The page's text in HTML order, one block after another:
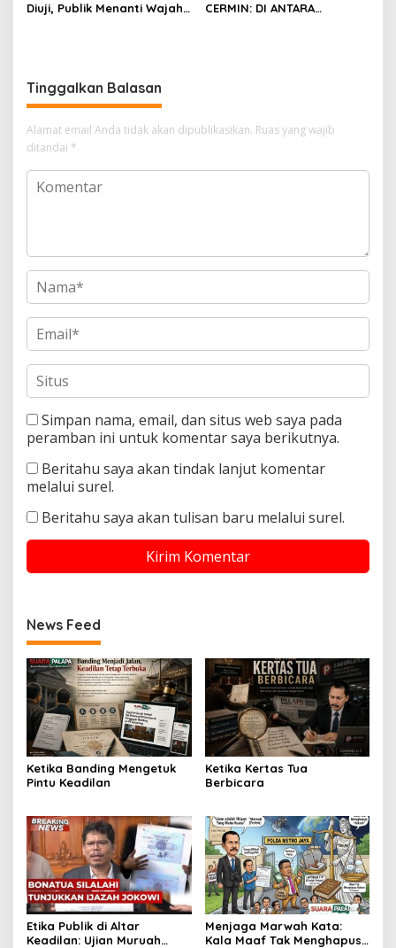
Diuji, Publik Menanti Wajah
CERMIN: DI ANTARA
Tinggalkan Balasan
Alamat email Anda tidak akan dipublikasikan. Ruas yang wajib
ditandai *
Simpan nama, email, dan situs web saya pada
peramban ini untuk komentar saya berikutnya.
Beritahu saya akan tindak lanjut komentar
melalui surel.
Beritahu saya akan tulisan baru melalui surel.
News Feed
Ketika Banding Mengetuk
Pintu Keadilan
Ketika Kertas Tua
Berbicara
Etika Publik di Altar
Keadilan: Ujian Muruah
Menjaga Marwah Kata:
Kala Maaf Tak Menghapus